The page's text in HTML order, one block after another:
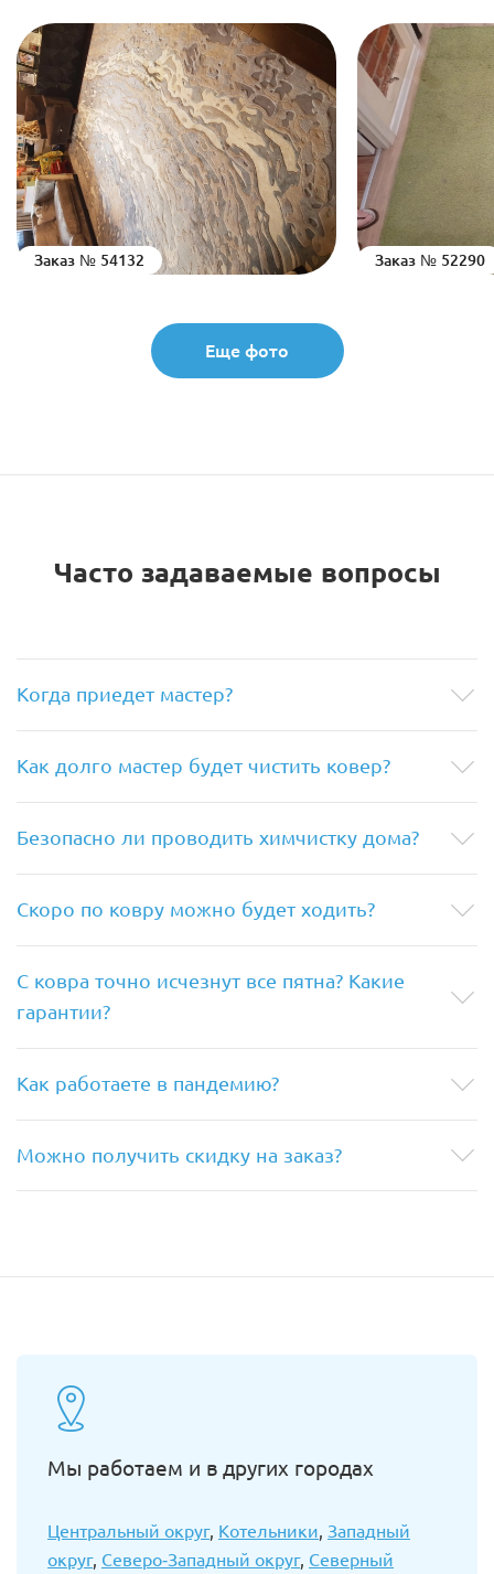
Заказ № 54132 Заказ № 52290
Еще фото
Часто задаваемые вопросы
Когда приедет мастер?
Как долго мастер будет чистить ковер?
Безопасно ли проводить химчистку дома?
Скоро по ковру можно будет ходить?
С ковра точно исчезнут все пятна? Какие
гарантии?
Как работаете в пандемию?
Можно получить скидку на заказ?
Мы работаем и в других городах
Центральный округ, Котельники Западный
округ, Северо-Западный округ, Северный